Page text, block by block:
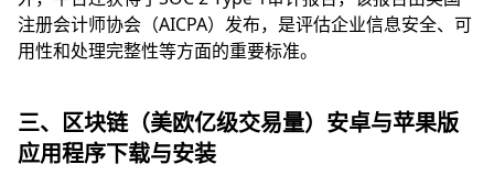
注册会计师协会（AICPA）发布，是评估企业信息安全、可
用性和处理完整性等方面的重要标准。
三、区块链（美欧亿级交易量）安卓与苹果版
应用程序下载与安装